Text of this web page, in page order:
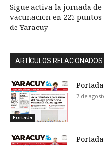
Sigue activa la jornada de
vacunación en 223 puntos
de Yaracuy
ARTÍCULOS RELACIONADOS
Portada
7 de